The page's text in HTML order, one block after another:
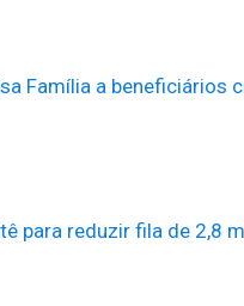
Família a beneficiários
para reduzir fila de 2,8